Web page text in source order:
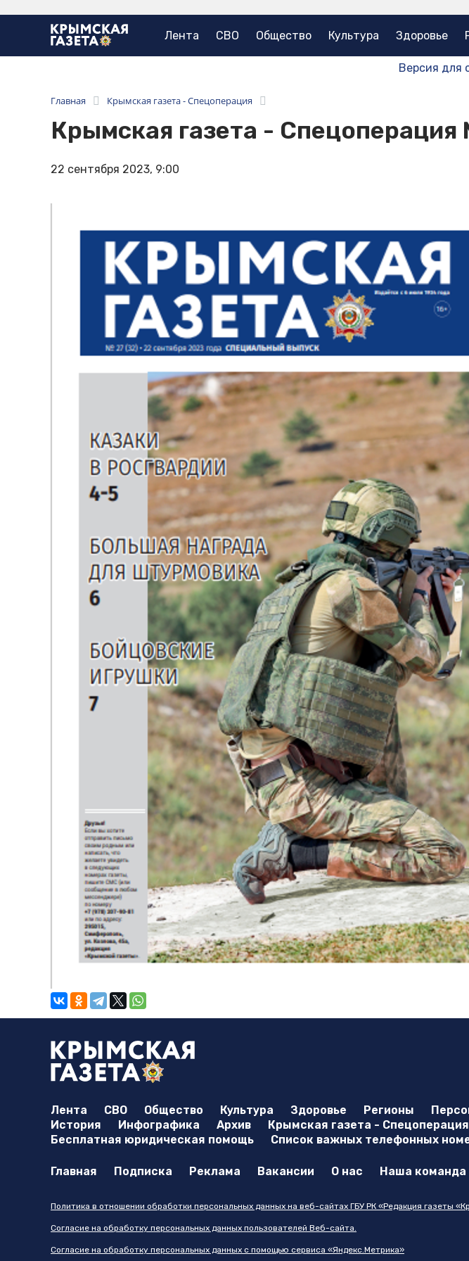
Лента СВО Общество Культура Здоровье
Версия для
Главная Крымская газета - Спецоперация
Крымская газета -
22 сентября 2023, 9:00
Лента СВО Общество Культура Здоровье Регионы
История
Инфографика Архив Крымская газета - Спецоперация
Бесплатная юридическая помощь
Список важных телефонных
Главная Подписка Реклама Вакансии О нас Наша команда
Политика в отношении обработки персональных данных на веб-сайтах ГБУ РК «Редакция газеты
Согласие на обработку персональных данных пользователей Веб-сайта.
Согласие на обработку персональных данных с помощью сервиса «Яндекс.Метрика»